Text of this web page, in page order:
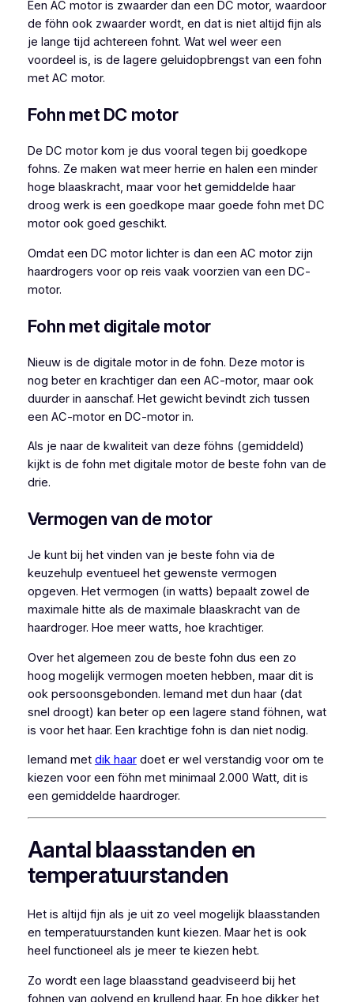
Een AC motor is zwaarder dan een DC motor, waardoor
de föhn ook zwaarder wordt, en dat is niet altijd fijn als
je lange tijd achtereen fohnt. Wat wel weer een
voordeel is, is de lagere geluidopbrengst van een fohn
met AC motor.
Fohn met DC motor
De DC motor kom je dus vooral tegen bij goedkope
fohns. Ze maken wat meer herrie en halen een minder
hoge blaaskracht, maar voor het gemiddelde haar
droog werk is een goedkope maar goede fohn met DC
motor ook goed geschikt.
Omdat een DC motor lichter is dan een AC motor zijn
haardrogers voor op reis vaak voorzien van een DC-
motor.
Fohn met digitale motor
Nieuw is de digitale motor in de fohn. Deze motor is
nog beter en krachtiger dan een AC-motor, maar ook
duurder in aanschaf. Het gewicht bevindt zich tussen
een AC-motor en DC-motor in.
Als je naar de kwaliteit van deze föhns (gemiddeld)
kijkt is de fohn met digitale motor de beste fohn van de
drie.
Vermogen van de motor
Je kunt bij het vinden van je beste fohn via de
keuzehulp eventueel het gewenste vermogen
opgeven. Het vermogen (in watts) bepaalt zowel de
maximale hitte als de maximale blaaskracht van de
haardroger. Hoe meer watts, hoe krachtiger.
Over het algemeen zou de beste fohn dus een zo
hoog mogelijk vermogen moeten hebben, maar dit is
ook persoonsgebonden. Iemand met dun haar (dat
snel droogt) kan beter op een lagere stand föhnen, wat
is voor het haar. Een krachtige fohn is dan niet nodig.
Iemand met dik haardoet er wel verstandig voor om te
kiezen voor een föhn met minimaal 2.000 Watt, dit is
een gemiddelde haardroger.
Aantal blaasstanden en
temperatuurstanden
Het is altijd fijn als je uit zo veel mogelijk blaasstanden
en temperatuurstanden kunt kiezen. Maar het is ook
heel functioneel als je meer te kiezen hebt.
Zo wordt een lage blaasstand geadviseerd bij het
fohnen van golvend en krullend haar. En hoe dikker het